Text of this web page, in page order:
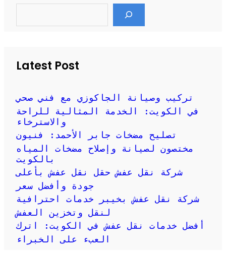
Latest Post
تركيب وصيانة الجاكوزي مع فني صحي
في الكويت: الخدمة المثالية للراحة
والاسترخاء
تصليح مضخات جابر الأحمد: فنيون
مختصون لصيانة وإصلاح مضخات المياه
بالكويت
شركة نقل عفش حقل نقل عفش بأعلى
جودة وأفضل سعر
شركة نقل عفش بخيبر خدمات احترافية
أفضل خدمات نقل عفش في الكويت: اترك
العبء على الخبراء